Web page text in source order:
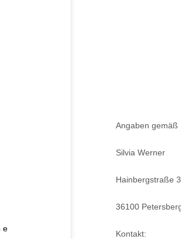
Angaben gemäß
Silvia Werner
Hainbergstraße
36100
Kontakt: